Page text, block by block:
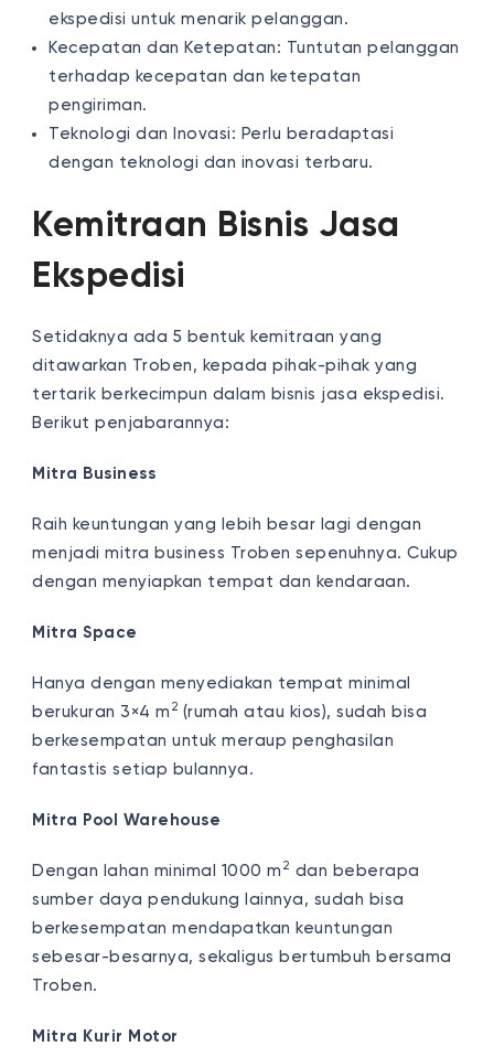
ekspedisi untuk menarik pelanggan.
Kecepatan dan Ketepatan: Tuntutan pelanggan
terhadap kecepatan dan ketepatan
pengiriman.
Teknologi dan Inovasi: Perlu beradaptasi
dengan teknologi dan inovasi terbaru.
Kemitraan Bisnis Jasa
Ekspedisi
Setidaknya ada 5 bentuk kemitraan yang
ditawarkan Troben, kepada pihak-pihak yang
tertarik berkecimpun dalam bisnis jasa ekspedisi.
Berikut penjabarannya:
Mitra Business
Raih keuntungan yang lebih besar lagi dengan
menjadi mitra business Troben sepenuhnya. Cukup
dengan menyiapkan tempat dan kendaraan.
Mitra Space
Hanya dengan menyediakan tempat minimal
berukuran 3×4 m 2 (rumah atau kios), sudah bisa
berkesempatan untuk meraup penghasilan
fantastis setiap bulannya.
Mitra Pool Warehouse
Dengan lahan minimal 1000 m 2 dan beberapa
sumber daya pendukung lainnya, sudah bisa
berkesempatan mendapatkan keuntungan
sebesar-besarnya, sekaligus bertumbuh bersama
Troben.
Mitra Kurir Motor